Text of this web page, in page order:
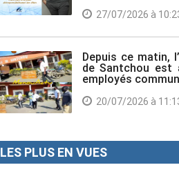
27/07/2026 à
Depuis ce matin,
de Santchou est
employés
20/07/2026 à
LES PLUS EN VUES